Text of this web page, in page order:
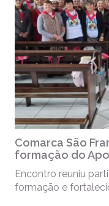
Comarca São
formação do
Encontro reuniu
formação e